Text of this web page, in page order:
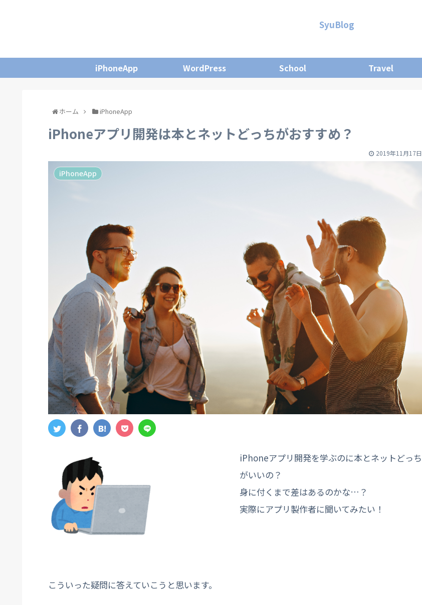
SyuBlog
iPhoneApp WordPress School Travel
ホーム iPhoneApp
iPhoneアプリ開発は本とネットどっちがおすすめ？
2019年11月17日
iPhoneApp
iPhoneアプリ開発を学ぶのに本とネットどっち
がいいの？
身に付くまで差はあるのかな…？
実際にアプリ製作者に聞いてみたい！
こういった疑問に答えていこうと思います。